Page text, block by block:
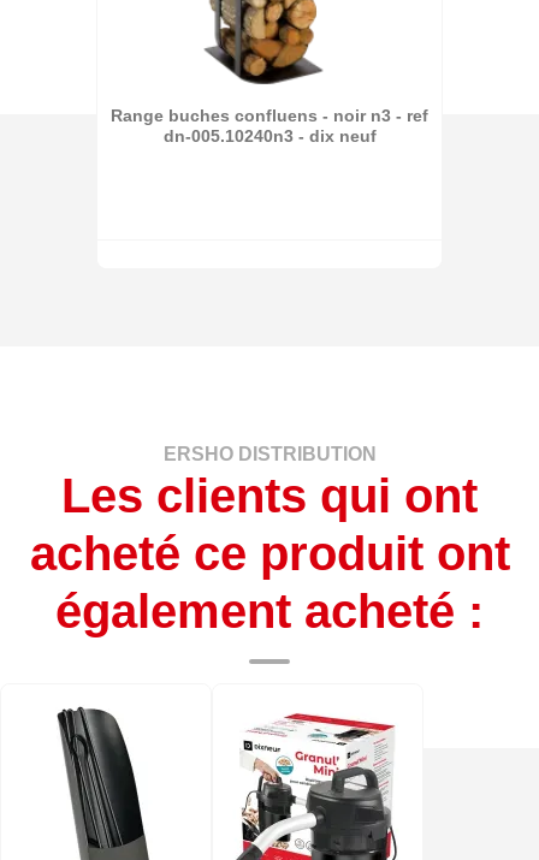
Range buches confluens - noir n3 - ref
dn-005.10240n3 - dix neuf
ERSHO DISTRIBUTION
Les clients qui ont
acheté ce produit ont
également acheté :